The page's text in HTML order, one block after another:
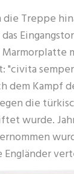
die Treppe
"civita
dem Kampf
die
wurde.
Engländer